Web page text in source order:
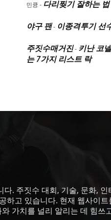
민큥 - 다리찢기 잘하는
야구 팬- 이종격투기 선
주짓수매거진- 키난 코
는 7가지 리스트 락
. 주짓수 대회, 기술, 문화, 인
하고 있습니다. 현재 웹사이트
가치를 널리 알리는 데 힘쓰